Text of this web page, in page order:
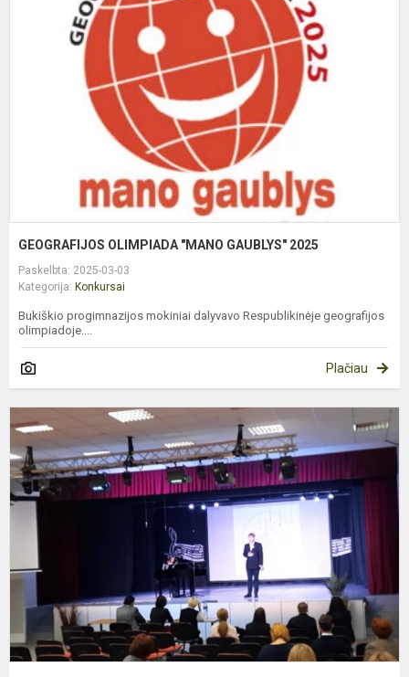
GEOGRAFIJOS OLIMPIADA "MANO GAUBLYS" 2025
Paskelbta: 2025-03-03
Kategorija: Konkursai
Bukiškio progimnazijos mokiniai dalyvavo Respublikinėje geografijos
olimpiadoje....
Plačiau